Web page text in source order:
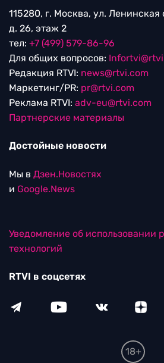
115280, г. Москва, ул. Ленинская
д. 26, этаж 2
тел: +7 (499) 579-86-96
Для общих вопросов:
Редакция RTVI: news@rtvi.com
Маркетинг/PR: pr@rtvi.com
Реклама RTVI: adv-eu@rtvi.com
Партнерские материалы
Достойные новости
Мы в Дзен.Новостях
и Google.News
Уведомление об использовании
технологий
RTVI в соцсетях
18+